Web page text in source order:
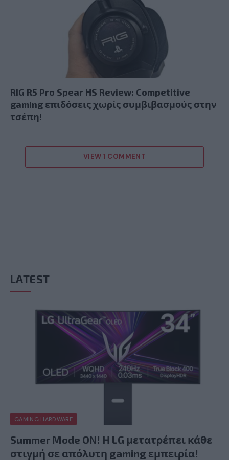
RIG R5 Pro Spear HS Review: Competitive
gaming επιδόσεις χωρίς συμβιβασμούς στην
τσέπη!
VIEW 1 COMMENT
LATEST
GAMING HARDWARE
Summer Mode ON! Η LG μετατρέπει κάθε
στιγμή σε απόλυτη gaming εμπειρία!